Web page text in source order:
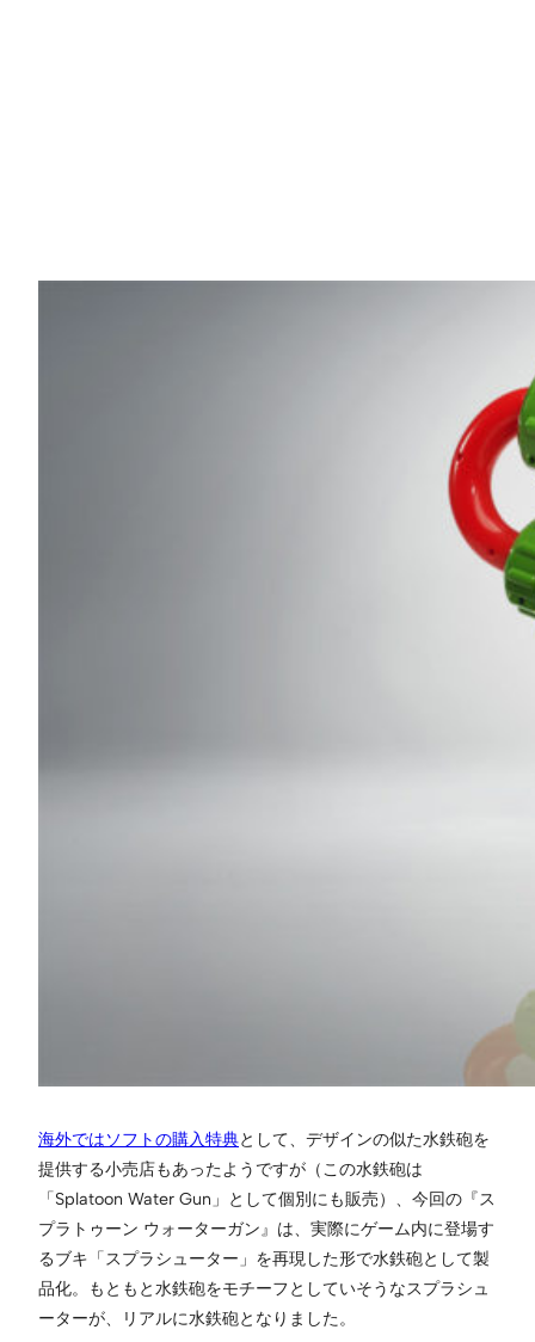
海外ではソフトの購入特典として、デザインの似た水鉄砲を
提供する小売店もあったようですが（この水鉄砲は
「Splatoon Water Gun」として個別にも販売）、今回の『ス
プラトゥーン ウォーターガン』は、実際にゲーム内に登場す
るブキ「スプラシューター」を再現した形で水鉄砲として製
品化。もともと水鉄砲をモチーフとしていそうなスプラシュ
ーターが、リアルに水鉄砲となりました。